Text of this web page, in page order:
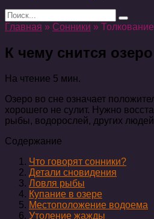
Search
for:
Главная » Сонники »
К чему снится
На чтение 5 мин.
Озеро во сне означает
хорошего не сулит. Нужно
рыбы, водорослей, других
Содержание
Что говорят сонники?
Детали сновидения
Ловля рыбы
Купание в озере
Местоположение водоема
Утоление жажды